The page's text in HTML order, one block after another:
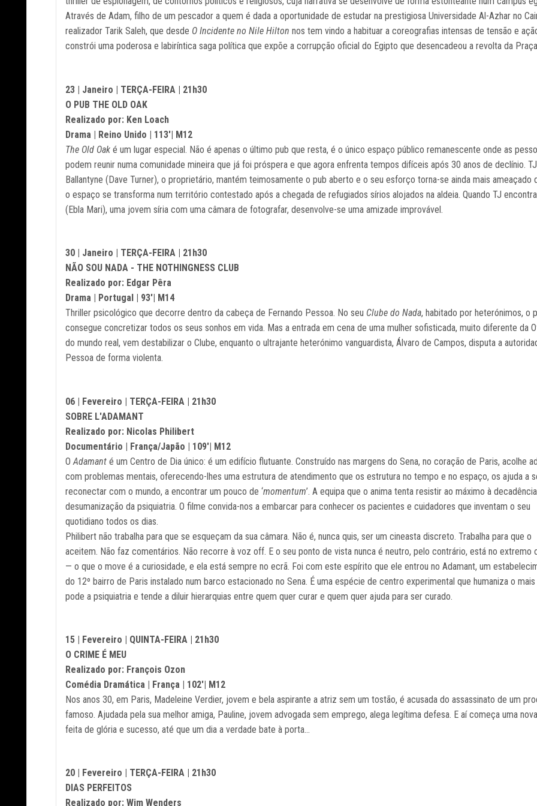
Através de Adam, filho de um pescador a quem é dada a oportunidade de estudar na prestigiosa Universidade Al-Azhar no
realizador Tarik Saleh, que desde O Incidente no Nile Hilton nos tem vindo a habituar a coreografias intensas de tensão e
constrói uma poderosa e labiríntica saga política que expõe a corrupção oficial do Egipto que desencadeou a revolta da
23 | Janeiro | TERÇA-FEIRA | 21h30
O PUB THE OLD OAK
Realizado por: Ken Loach
Drama | Reino Unido | 113'| M12
The Old Oaké um lugar especial. Não é apenas o último pub que resta, é o único espaço público remanescente onde as
podem reunir numa comunidade mineira que já foi próspera e que agora enfrenta tempos difíceis após 30 anos de declínio. TJ
Ballantyne (Dave Turner), o proprietário, mantém teimosamente o pub aberto e o seu esforço torna-se ainda mais ameaçado
o espaço se transforma num território contestado após a chegada de refugiados sírios alojados na aldeia. Quando TJ
(Ebla Mari), uma jovem síria com uma câmara de fotografar, desenvolve-se uma amizade improvável.
30 | Janeiro | TERÇA-FEIRA | 21h30
NÃO SOU NADA - THE NOTHINGNESS CLUB
Realizado por: Edgar Pêra
Drama | Portugal | 93'| M14
Thriller psicológico que decorre dentro da cabeça de Fernando Pessoa. No seu Clube do Nada, habitado por heterónimos, o
consegue concretizar todos os seus sonhos em vida. Mas a entrada em cena de uma mulher sofisticada, muito diferente da
do mundo real, vem destabilizar o Clube, enquanto o ultrajante heterónimo vanguardista, Álvaro de Campos, disputa a
Pessoa de forma violenta.
06 | Fevereiro | TERÇA-FEIRA | 21h30
SOBRE L'ADAMANT
Realizado por: Nicolas Philibert
Documentário | França/Japão | 109'| M12
O Adamanté um Centro de Dia único: é um edifício flutuante. Construído nas margens do Sena, no coração de Paris, acolhe
com problemas mentais, oferecendo-lhes uma estrutura de atendimento que os estrutura no tempo e no espaço, os ajuda a
reconectar com o mundo, a encontrar um pouco de ‘momentum’. A equipa que o anima tenta resistir ao máximo à
desumanização da psiquiatria. O filme convida-nos a embarcar para conhecer os pacientes e cuidadores que inventam o seu
quotidiano todos os dias.
Philibert não trabalha para que se esqueçam da sua câmara. Não é, nunca quis, ser um cineasta discreto. Trabalha para que o
aceitem. Não faz comentários. Não recorre à voz off. E o seu ponto de vista nunca é neutro, pelo contrário, está no extremo
— o que o move é a curiosidade, e ela está sempre no ecrã. Foi com este espírito que ele entrou no Adamant, um
do 12º bairro de Paris instalado num barco estacionado no Sena. É uma espécie de centro experimental que humaniza o
pode a psiquiatria e tende a diluir hierarquias entre quem quer curar e quem quer ajuda para ser curado.
15 | Fevereiro | QUINTA-FEIRA | 21h30
O CRIME É MEU
Realizado por: François Ozon
Comédia Dramática | França | 102'| M12
Nos anos 30, em Paris, Madeleine Verdier, jovem e bela aspirante a atriz sem um tostão, é acusada do assassinato de um
famoso. Ajudada pela sua melhor amiga, Pauline, jovem advogada sem emprego, alega legítima defesa. E aí começa uma
feita de glória e sucesso, até que um dia a verdade bate à porta...
20 | Fevereiro | TERÇA-FEIRA | 21h30
DIAS PERFEITOS
Realizado por: Wim Wenders